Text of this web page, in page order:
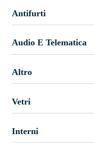
Antifurti
Audio E Telematica
Altro
Vetri
Interni